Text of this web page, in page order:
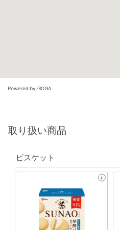
Powered by GOGA
取り扱い商品
ビスケット